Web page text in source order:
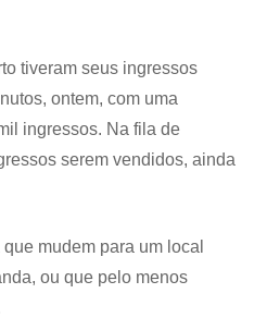
tiveram seus ingressos
ontem, com uma
ingressos. Na fila de
serem vendidos, ainda
mudem para um local
ou que pelo menos